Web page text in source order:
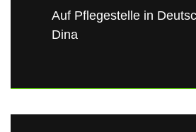
Auf Pflegestelle in
Dina